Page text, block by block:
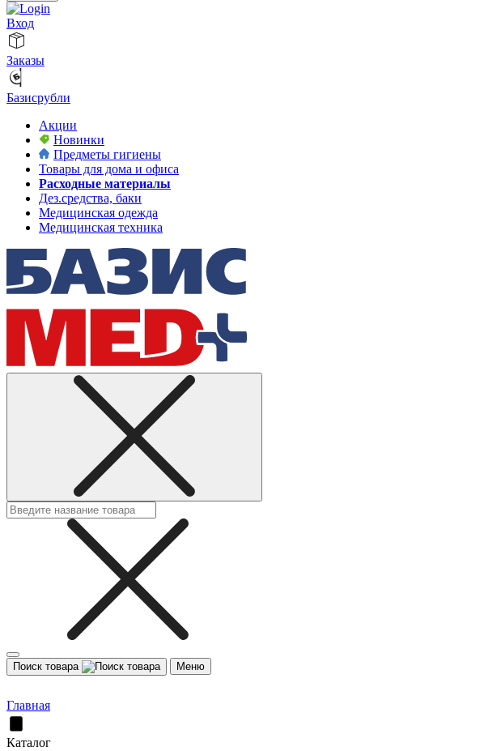
Вход
Заказы
Базисрубли
Акции
Новинки
Предметы гигиены
Товары для дома и офиса
Расходные материалы
Дез.средства, баки
Медицинская одежда
Медицинская техника
Поиск товара Меню
Главная
Каталог